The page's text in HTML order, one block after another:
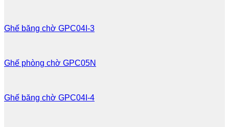
Ghế băng chờ GPC04I-3
Ghế phòng chờ GPC05N
Ghế băng chờ GPC04I-4